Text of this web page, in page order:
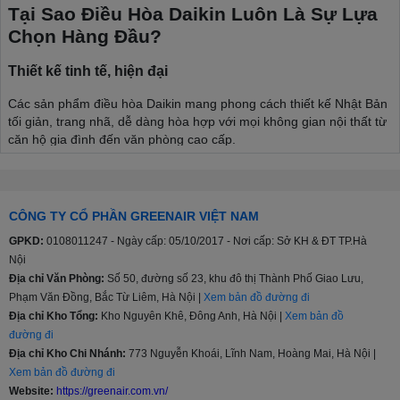
Tại Sao Điều Hòa Daikin Luôn Là Sự Lựa
Chọn Hàng Đầu?
Thiết kế tinh tế, hiện đại
Các sản phẩm điều hòa Daikin mang phong cách thiết kế Nhật Bản
tối giản, trang nhã, dễ dàng hòa hợp với mọi không gian nội thất từ
căn hộ gia đình đến văn phòng cao cấp.
lạnh đi dọc theo trần nhà rồi tỏa đều khắp phòng, tránh thổi
trực tiếp vào người, mang lại cảm giác dễ chịu và bảo vệ sức
Làm lạnh nhanh Powerful:Đạt nhiệt độ cài đặt chỉ trong 20
phút sau khi khởi động, xua tan cái nóng oi bực tức thì.
Tiết kiệm điện năng tối ưu
Công nghệ biến tần Inverter:
nén linh hoạt, duy trì nhiệt độ ổn định và giúp tiết kiệm đáng
CÔNG TY CỔ PHẦN GREENAIR VIỆT NAM
GPKD: 0108011247 - Ngày cấp: 05/10/2017 - Nơi cấp: Sở KH & ĐT TP.Hà
Nội
Địa chỉ Văn Phòng: Số 50, đường số 23, khu đô thị Thành Phố Giao Lưu,
Phạm Văn Đồng, Bắc Từ Liêm, Hà Nội | Xem bản đồ đường đi
Địa chỉ Kho Tổng: Kho Nguyên Khê, Đông Anh, Hà Nội | Xem bản đồ
đường đi
Địa chỉ Kho Chi Nhánh: 773 Nguyễn Khoái, Lĩnh Nam, Hoàng Mai, Hà Nội |
Xem bản đồ đường đi
Website: https://greenair.com.vn/